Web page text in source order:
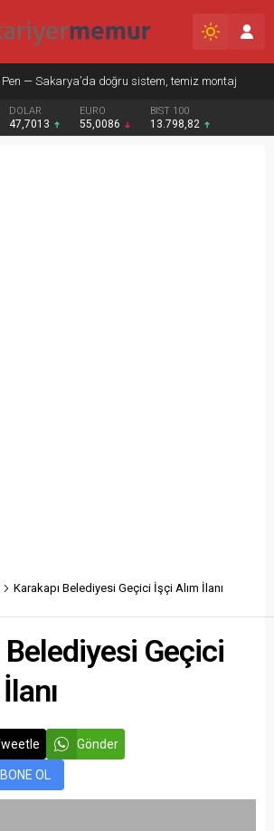
— Sakarya’da doğru sistem, temiz montaj
DOLAR
47,7013
EURO
55,0086
BIST 100
13.798,82
Karakapı Belediyesi Geçici İşçi Alım İlanı
Belediyesi Geçici
Gönder
OL